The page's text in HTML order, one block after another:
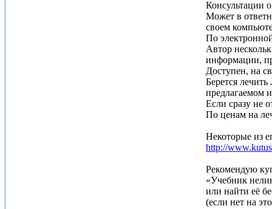
Консультации
Может в
своем
По
Автор
информации,
Доступен, на
Берется
предлагаемом
Если сразу не
По ценам на
Некоторые из
http://
Рекомендую
«Учебник
или найти её
(если нет на